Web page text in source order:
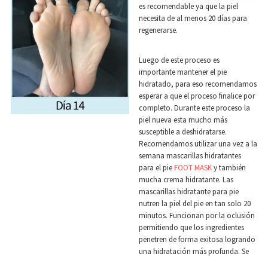
es recomendable ya que la piel
necesita de al menos 20 días para
regenerarse.
Luego de este proceso es
importante mantener el pie
hidratado, para eso recomendamos
esperar a que el proceso finalice por
completo. Durante este proceso la
piel nueva esta mucho más
susceptible a deshidratarse.
Recomendamos utilizar una vez a la
semana mascarillas hidratantes
para el pieFOOT MASKy también
mucha crema hidratante. Las
mascarillas hidratante para pie
nutren la piel del pie en tan solo 20
minutos. Funcionan por la oclusión
permitiendo que los ingredientes
penetren de forma exitosa logrando
una hidratación más profunda. Se